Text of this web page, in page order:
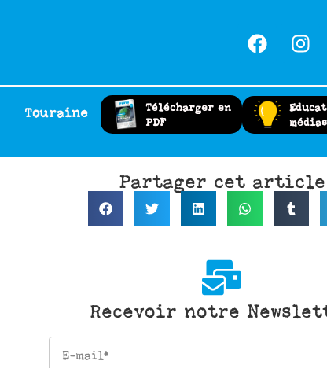
Touraine
Télécharger en
PDF
médias
Partager cet article
Recevoir notre